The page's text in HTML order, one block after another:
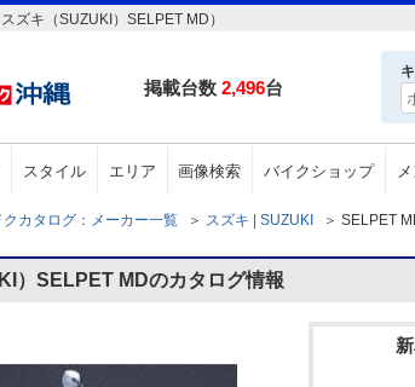
ズキ（SUZUKI）SELPET MD）
掲載台数 2,496台
スタイル エリア 画像検索 バイクショップ
クカタログ：メーカー一覧 ＞ スズキ | SUZUKI ＞ SELPET
）SELPET MDのカタログ情報